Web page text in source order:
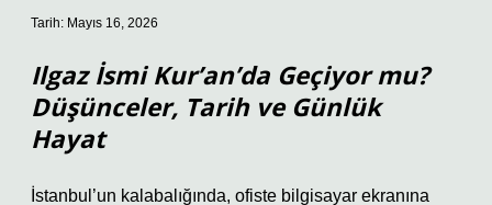
Tarih: Mayıs 16, 2026
Ilgaz İsmi Kur’an’da Geçiyor mu?
Düşünceler, Tarih ve Günlük
Hayat
İstanbul’un kalabalığında, ofiste bilgisayar ekranına